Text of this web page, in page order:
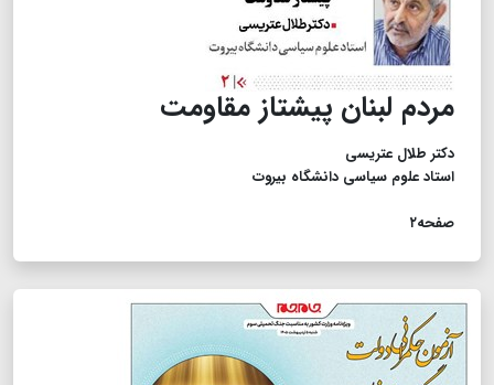
مردم لبنان پیشتاز مقاومت
دکتر طلال عتریسی
استاد علوم سیاسی دانشگاه بیروت
​​​​​​​صفحه۲